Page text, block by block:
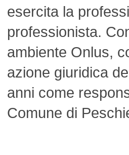
esercita la
professionista.
ambiente Onlus,
azione giuridica
anni come
Comune di